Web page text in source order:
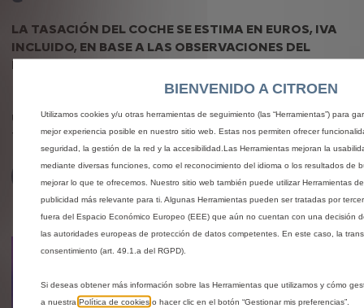
LA TASACIÓN DEL COCHE SE ESTIMA EN EUROS, IVA
INCLUIDO, EN BASE A LAS OBSERVACIONES DEL
MERCADO
Es gratuito, rápido y sin compromiso. Sólo necesitarás
unos minutos para describir tu vehículo y conocer la
tasación estimada.
BIENVENIDO A CITROEN
Utilizamos cookies y/u otras herramientas de seguimiento (las “Herramientas”) para
mejor experiencia posible en nuestro sitio web. Estas nos permiten ofrecer
seguridad, la gestión de la red y la accesibilidad.Las Herramientas mejoran la
mediante diversas funciones, como el reconocimiento del idioma o los resultados de
mejorar lo que te ofrecemos. Nuestro sitio web también puede utilizar Herramientas
publicidad más relevante para ti. Algunas Herramientas pueden ser tratadas por
fuera del Espacio Económico Europeo (EEE) que aún no cuentan con una decisión
las autoridades europeas de protección de datos competentes. En este caso, la
consentimiento (art. 49.1.a del RGPD).
Si deseas obtener más información sobre las Herramientas que utilizamos y cómo
a nuestraPolítica de cookieso hacer clic en el botón “Gestionar mis preferencias”.